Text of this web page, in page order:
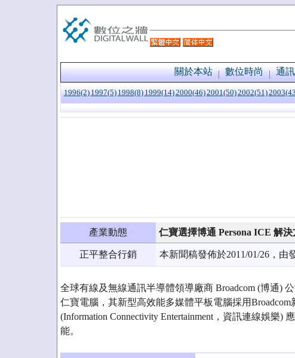
關於本站 數位時尚 通
1996(2) 1997(5) 1998(8) 1999(14)2000(46)2001(50)2002(51)
產業動態 仁寶選擇博通 Persona ICE 解決
正平整合行銷 本新聞稿發佈於2011/01/26，
全球有線及無線通訊半導體領導廠商 Broadcom (博通)
仁寶電腦，其新型高效能多媒體平板電腦採用Broadcom
(Information Connectivity Entertainment，資訊連線娛樂)
能。